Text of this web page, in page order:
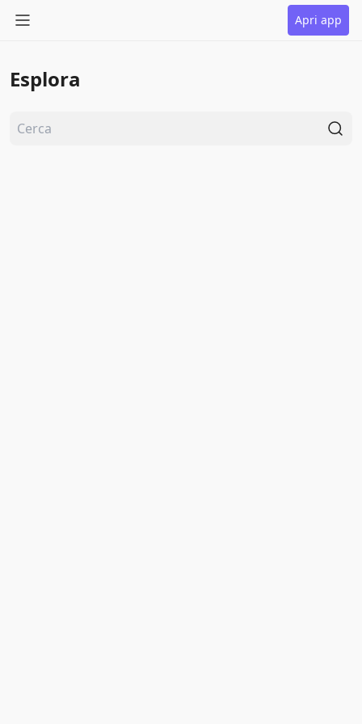
Apri app
Esplora